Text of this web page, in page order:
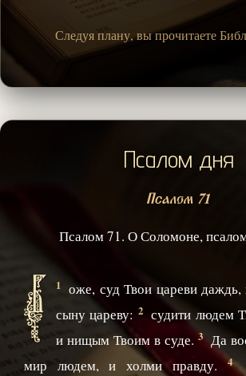
Следуя плану, вы прочитаете
Псалом дня
Псалом 71
Псалом 71. О Соломоне,
1
Б
оже, суд Твои цареви
сыну цареву: 2 судити людем
и нищым Твоим в суде. 3 Да
мир людем, и холми правду.4